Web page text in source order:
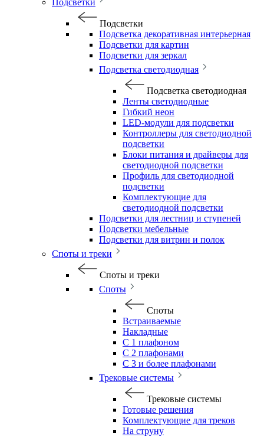
Подсветки
Подсветки
Подсветка декоративная интерьерная
Подсветки для картин
Подсветки для зеркал
Подсветка светодиодная
Подсветка светодиодная
Ленты светодиодные
Гибкий неон
LED-модули для подсветки
Контроллеры для светодиодной
подсветки
Блоки питания и драйверы для
светодиодной подсветки
Профиль для светодиодной
подсветки
Комплектующие для
светодиодной подсветки
Подсветки для лестниц и ступеней
Подсветки мебельные
Подсветки для витрин и полок
Споты и треки
Споты и треки
Споты
Споты
Встраиваемые
Накладные
С 1 плафоном
С 2 плафонами
С 3 и более плафонами
Трековые системы
Трековые системы
Готовые решения
Комплектующие для треков
На струну